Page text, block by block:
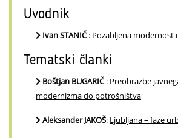
Uvodnik
Ivan STANIČ: Pozabljena modernost
Tematski članki
Boštjan BUGARIČ: Preobrazbe
modernizma do potrošništva
Aleksander JAKOŠ: Ljubljana – faze